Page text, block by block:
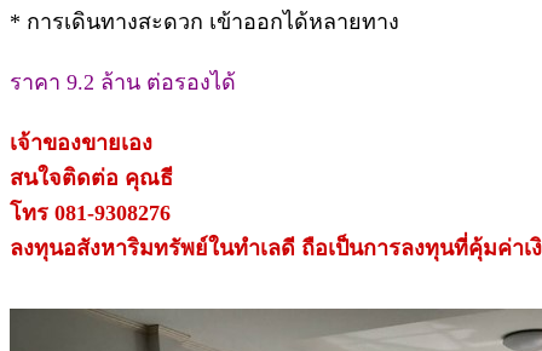
* การเดินทางสะดวก เข้าออกได้หลายทาง
ราคา 9.2 ล้าน ต่อรองได้
เจ้าของขายเอง
สนใจติดต่อ คุณธี
โทร 081-9308276
ลงทุนอสังหาริมทรัพย์ในทำเลดี ถือเป็นการลงทุนที่คุ้มค่าเ